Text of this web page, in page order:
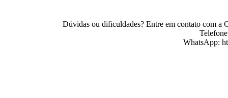
Dúvidas ou dificuldades? Entre em contato com a
WhatsApp: